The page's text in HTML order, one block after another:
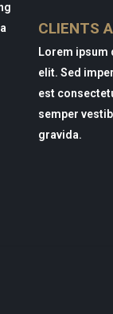
CLIENTS
Lorem
elit. Sed
est
semper
gravida.